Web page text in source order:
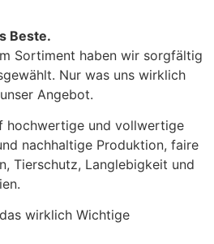
Beste.
Sortiment haben wir sorgfältig
Nur was uns wirklich
Angebot.
hochwertige und vollwertige
nachhaltige Produktion, faire
Tierschutz, Langlebigkeit und
wirklich Wichtige